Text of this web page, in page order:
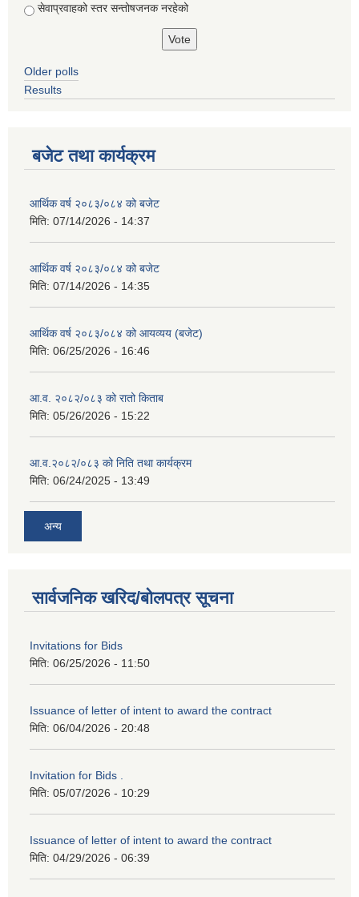
सेवाप्रवाहको स्तर सन्तोषजनक नरहेको
Older polls
Results
बजेट तथा कार्यक्रम
आर्थिक वर्ष २०८३/०८४ को बजेट
मिति: 07/14/2026 - 14:37
आर्थिक वर्ष २०८३/०८४ को बजेट
मिति: 07/14/2026 - 14:35
आर्थिक वर्ष २०८३/०८४ को आयव्यय (बजेट)
मिति: 06/25/2026 - 16:46
आ.व. २०८२/०८३ को रातो किताब
मिति: 05/26/2026 - 15:22
आ.व.२०८२/०८३ को निति तथा कार्यक्रम
मिति: 06/24/2025 - 13:49
अन्य
सार्वजनिक खरिद/बोलपत्र सूचना
Invitations for Bids
मिति: 06/25/2026 - 11:50
Issuance of letter of intent to award the contract
मिति: 06/04/2026 - 20:48
Invitation for Bids .
मिति: 05/07/2026 - 10:29
Issuance of letter of intent to award the contract
मिति: 04/29/2026 - 06:39